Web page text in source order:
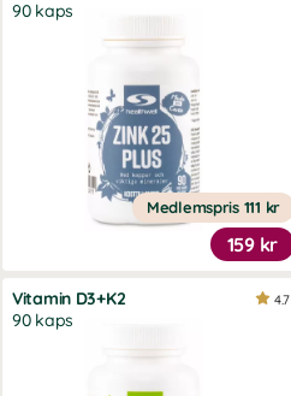
90 kaps
Medlemspris 111 kr
159 kr
Vitamin D3+K2
90 kaps
4.7